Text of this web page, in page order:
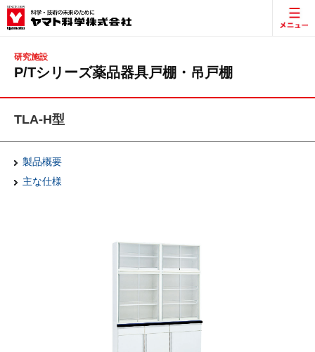
研究施設
P/Tシリーズ薬品器具戸棚・吊戸棚
TLA-H型
製品概要
主な仕様